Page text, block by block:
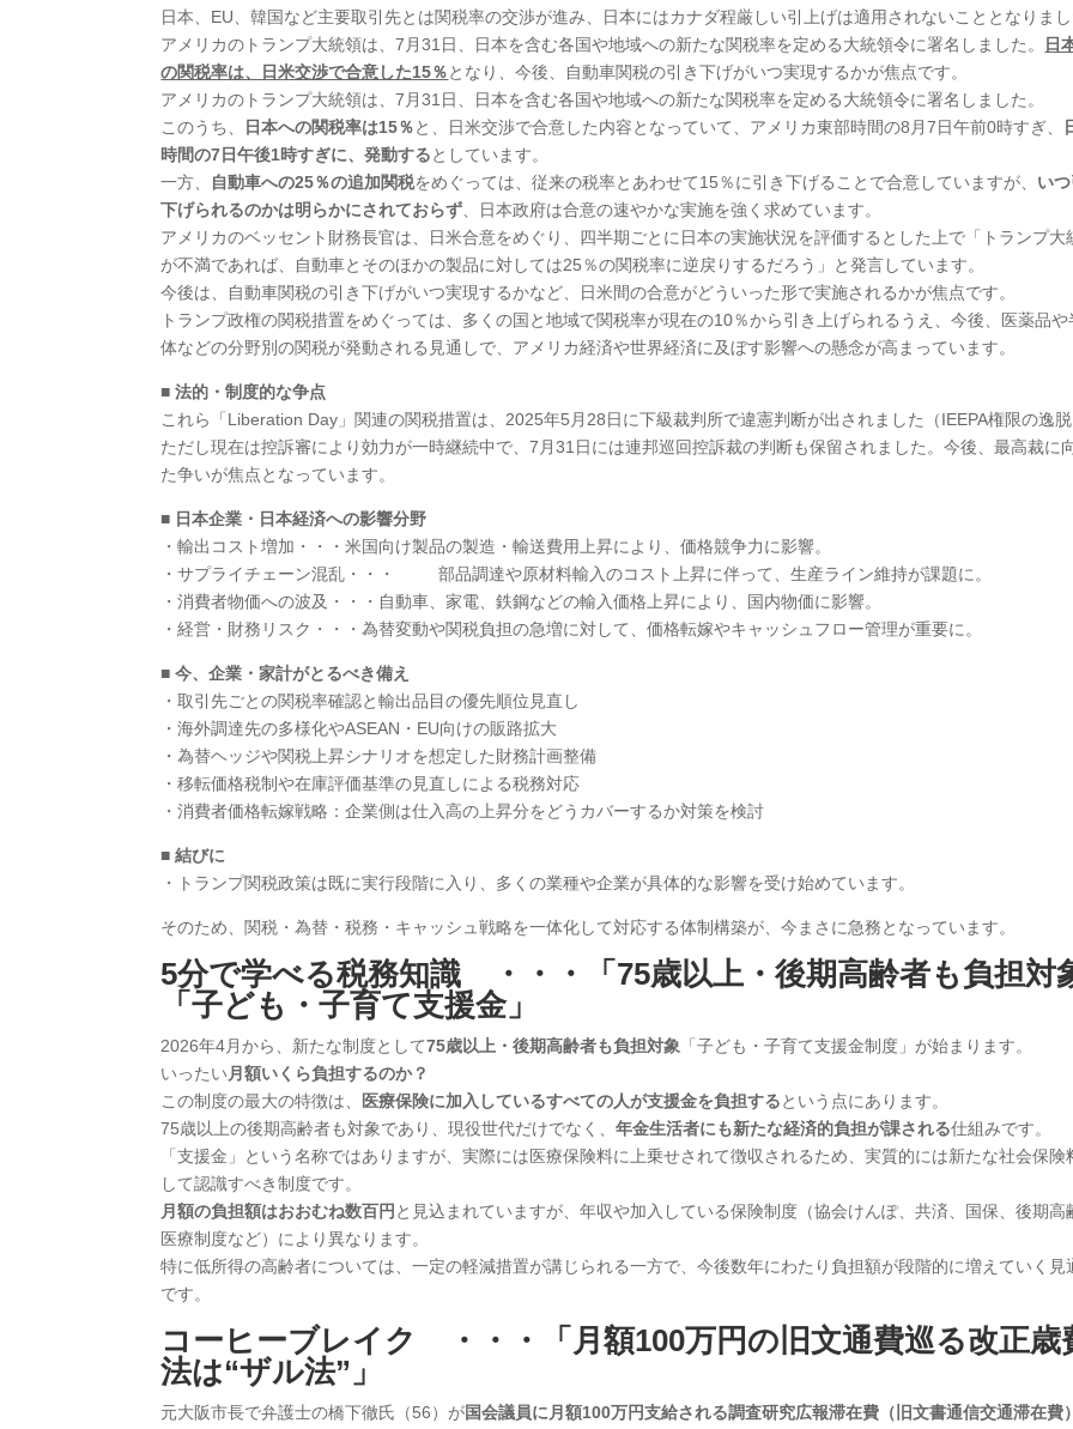
日本、EU、韓国など主要取引先とは関税率の交渉が進み、日本にはカナダ程厳しい引上げは適用されないこととなりま
アメリカのトランプ大統領は、7月31日、日本を含む各国や地域への新たな関税率を定める大統領令に署名しました。
日
の関税率は、日米交渉で合意した15％となり、今後、自動車関税の引き下げがいつ実現するかが焦点です。
アメリカのトランプ大統領は、7月31日、日本を含む各国や地域への新たな関税率を定める大統領令に署名しました。
このうち、
日本への関税率は15％と、日米交渉で合意した内容となっていて、アメリカ東部時間の8月7日午前0時すぎ、
時間の7日午後1時すぎに、発動するとしています。
一方、 自動車への25％の追加関税をめぐっては、従来の税率とあわせて15％に引き下げることで合意していますが、 い
下げられるのかは明らかにされておらず 、日本政府は合意の速やかな実施を強く求めています。
アメリカのベッセント財務長官は、日米合意をめぐり、四半期ごとに日本の実施状況を評価するとした上で「トランプ大
が不満であれば、自動車とそのほかの製品に対しては25％の関税率に逆戻りするだろう」と発言しています。
今後は、自動車関税の引き下げがいつ実現するかなど、日米間の合意がどういった形で実施されるかが焦点です。
トランプ政権の関税措置をめぐっては、多くの国と地域で関税率が現在の10％から引き上げられるうえ、今後、医薬品や
体などの分野別の関税が発動される見通しで、アメリカ経済や世界経済に及ぼす影響への懸念が高まっています。
■ 法的・制度的な争点
これら「Liberation Day」関連の関税措置は、2025年5月28日に下級裁判所で違憲判断が出されました（IEEPA権限の逸
ただし現在は控訴審により効力が一時継続中で、7月31日には連邦巡回控訴裁の判断も保留されました。今後、最高裁に
た争いが焦点となっています。
■ 日本企業・日本経済への影響分野
・輸出コスト増加・・・米国向け製品の製造・輸送費用上昇により、価格競争力に影響。
・サプライチェーン混乱・・・ 部品調達や原材料輸入のコスト上昇に伴って、生産ライン維持が課題に。
・消費者物価への波及・・・自動車、家電、鉄鋼などの輸入価格上昇により、国内物価に影響。
・経営・財務リスク・・・為替変動や関税負担の急増に対して、価格転嫁やキャッシュフロー管理が重要に。
■ 今、企業・家計がとるべき備え
・取引先ごとの関税率確認と輸出品目の優先順位見直し
・海外調達先の多様化やASEAN・EU向けの販路拡大
・為替ヘッジや関税上昇シナリオを想定した財務計画整備
・移転価格税制や在庫評価基準の見直しによる税務対応
・消費者価格転嫁戦略：企業側は仕入高の上昇分をどうカバーするか対策を検討
■ 結びに
・トランプ関税政策は既に実行段階に入り、多くの業種や企業が具体的な影響を受け始めています。
そのため、関税・為替・税務・キャッシュ戦略を一体化して対応する体制構築が、今まさに急務となっています。
5分で学べる税務知識 ・・・
「75歳以上・後期高齢者も負担対
「子ども・子育て支援金」
2026年4月から、新たな制度として75歳以上・後期高齢者も負担対象 「子ども・子育て支援金制度」が始まります。
いったい 月額いくら負担するのか？
この制度の最大の特徴は、 医療保険に加入しているすべての人が支援金を負担するという点にあります。
75歳以上の後期高齢者も対象であり、現役世代だけでなく、年金生活者にも新たな経済的負担が課される仕組みです。
「支援金」という名称ではありますが、実際には医療保険料に上乗せされて徴収されるため、実質的には新たな社会保険
して認識すべき制度です。
月額の負担額はおおむね数百円 と見込まれていますが、年収や加入している保険制度（協会けんぽ、共済、国保、後期高
医療制度など）により異なります。
特に低所得の高齢者については、一定の軽減措置が講じられる一方で、今後数年にわたり負担額が段階的に増えていく見
です。
コーヒーブレイク ・・・「月額100万円の旧文通費巡る改正歳
法は“ザル法”」
元大阪市長で弁護士の橋下徹氏（56）が国会議員に月額100万円支給される調査研究広報滞在費（旧文書通信交通滞在費